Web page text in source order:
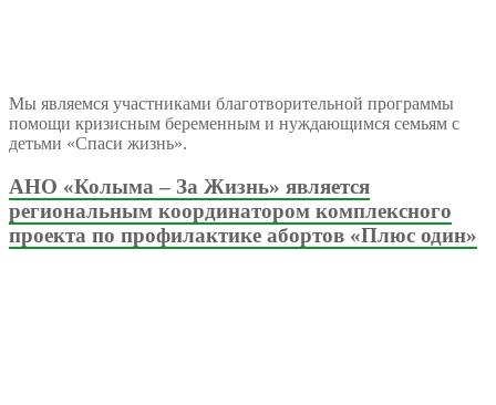
Мы являемся участниками благотворительной программы
помощи кризисным беременным и нуждающимся семьям с
детьми «Спаси жизнь».
АНО «Колыма – За Жизнь» является
региональным координатором комплексного
проекта по профилактике абортов «Плюс один»